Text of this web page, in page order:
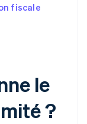
fiscale
le
?